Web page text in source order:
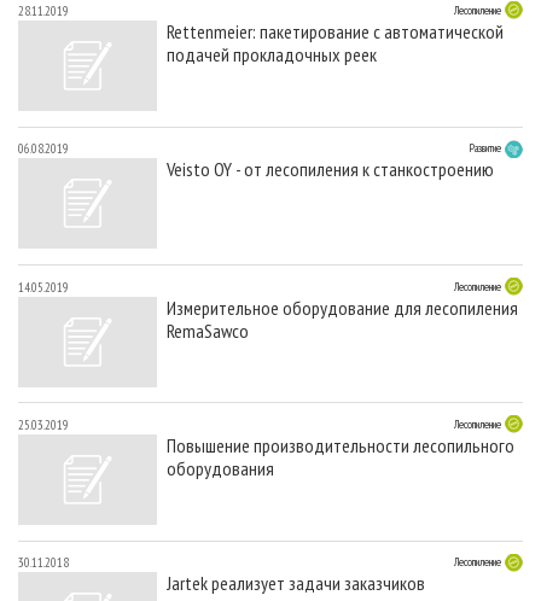
28.11.2019 Лесопиление
Rettenmeier: пакетирование с автоматической
подачей прокладочных реек
06.08.2019 Развитие
Veisto OY - от лесопиления к станкостроению
14.05.2019 Лесопиление
Измерительное оборудование для лесопиления
RemaSawco
25.03.2019 Лесопиление
Повышение производительности лесопильного
оборудования
30.11.2018 Лесопиление
Jartek реализует задачи заказчиков